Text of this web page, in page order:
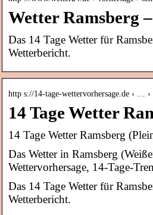
Wetter Ramsberg
Das 14 Tage Wetter für
Wetterbericht.
http s://14-tage-wettervorhersage.de › … ›
14 Tage Wetter
14 Tage Wetter Ramsberg
Das Wetter in Ramsberg
Wettervorhersage, 14-Tage-
Das 14 Tage Wetter für
Wetterbericht.